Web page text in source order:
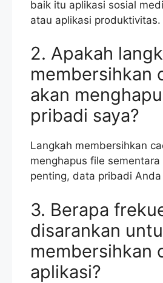
baik itu aplikasi sosial
atau aplikasi produktivitas.
2. Apakah
membersihkan
akan
pribadi saya?
Langkah membersihkan
menghapus file
penting, data pribadi
3. Berapa
disarankan
membersihkan
aplikasi?